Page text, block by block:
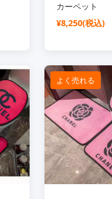
カーペット
¥8,250(税込)
よく売れる